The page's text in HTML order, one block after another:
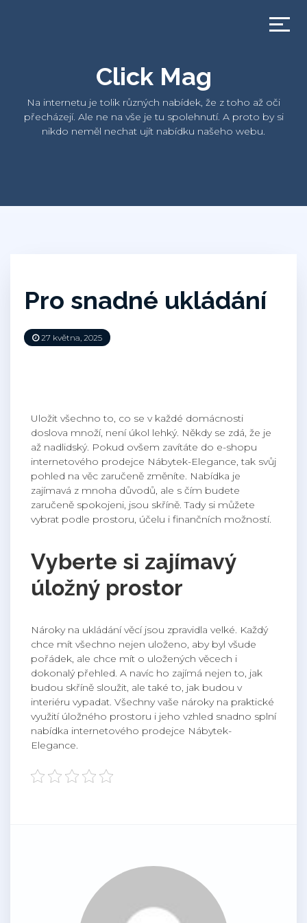
Click Mag
Na internetu je tolik různých nabídek, že z toho až oči
přecházejí. Ale ne na vše je tu spolehnutí. A proto by si
nikdo neměl nechat ujít nabídku našeho webu.
Pro snadné ukládání
27 května, 2025
Uložit všechno to, co se v každé domácnosti
doslova množí, není úkol lehký. Někdy se zdá, že je
až nadlidský. Pokud ovšem zavítáte do e-shopu
internetového prodejce Nábytek-Elegance, tak svůj
pohled na věc zaručeně změníte. Nabídka je
zajímavá z mnoha důvodů, ale s čím budete
zaručeně spokojeni, jsou skříně. Tady si můžete
vybrat podle prostoru, účelu i finančních možností.
Vyberte si zajímavý
úložný prostor
Nároky na ukládání věcí jsou zpravidla velké. Každý
chce mít všechno nejen uloženo, aby byl všude
pořádek, ale chce mít o uložených věcech i
dokonalý přehled. A navíc ho zajímá nejen to, jak
budou skříně sloužit, ale také to, jak budou v
interiéru vypadat. Všechny vaše nároky na praktické
využití úložného prostoru i jeho vzhled snadno splní
nabídka internetového prodejce Nábytek-
Elegance.